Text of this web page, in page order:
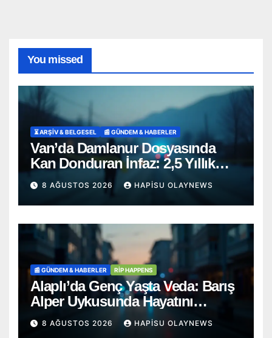
You missed
⏳ ARŞİV & BELGESEL 📰 GÜNDEM & HABERLER
Van’da Damlanur Dosyasında
Kan Donduran İnfaz: 2,5 Yıllık
‘İntihar’ Senaryosu Çöktü!
8 AĞUSTOS 2026 HAPISU OLAYNEWS
📰 GÜNDEM & HABERLER RİP HAPPENS
Alaplı’da Genç Yaşta Veda: Barış
Alper Uykusunda Hayatını
Kaybetti
8 AĞUSTOS 2026 HAPISU OLAYNEWS